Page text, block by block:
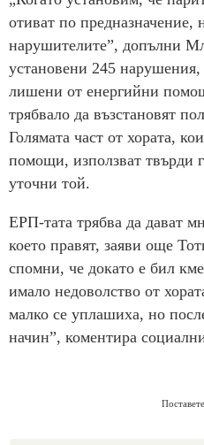
отиват по предназначение,
нарушителите”, допълни
установени 245 нарушения,
лишени от енергийни
трябвало да възстановят
Голямата част от хората,
помощи, използват твърди
уточни той.
ЕРП-тата трябва да дават
което правят, заяви още
спомни, че докато е бил
имало недоволство от
малко се уплашиха, но
начин”, коментира